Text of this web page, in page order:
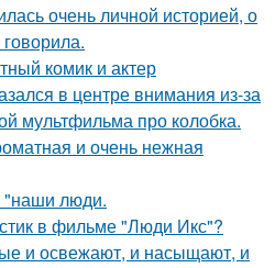
очень личной историей, о
комик и актер
в центре внимания из-за
мультфильма про колобка.
и очень нежная
"наши люди.
в фильме "Люди Икс"?
и освежают, и насыщают, и